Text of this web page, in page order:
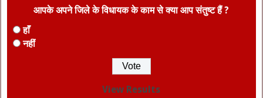
आपके अपने जिले के विधायक के काम से क्या आप संतुष्ट हैं ?
हाँ
नहीं
View Results